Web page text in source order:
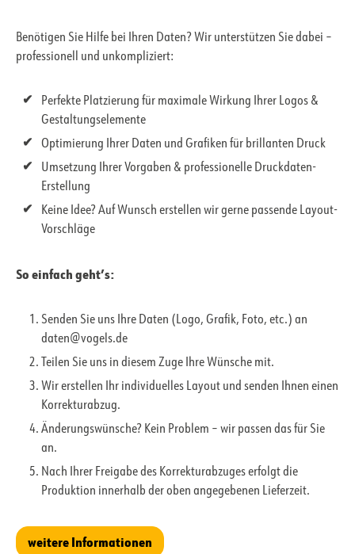
Benötigen Sie Hilfe bei Ihren Daten? Wir unterstützen Sie dabei –
professionell und unkompliziert:
Perfekte Platzierung für maximale Wirkung Ihrer Logos &
Gestaltungselemente
Optimierung Ihrer Daten und Grafiken für brillanten Druck
Umsetzung Ihrer Vorgaben & professionelle Druckdaten-
Erstellung
Keine Idee? Auf Wunsch erstellen wir gerne passende Layout-
Vorschläge
So einfach geht’s:
Senden Sie uns Ihre Daten (Logo, Grafik, Foto, etc.) an
daten@vogels.de
Teilen Sie uns in diesem Zuge Ihre Wünsche mit.
Wir erstellen Ihr individuelles Layout und senden Ihnen einen
Korrekturabzug.
Änderungswünsche? Kein Problem – wir passen das für Sie
an.
Nach Ihrer Freigabe des Korrekturabzuges erfolgt die
Produktion innerhalb der oben angegebenen Lieferzeit.
weitere Informationen